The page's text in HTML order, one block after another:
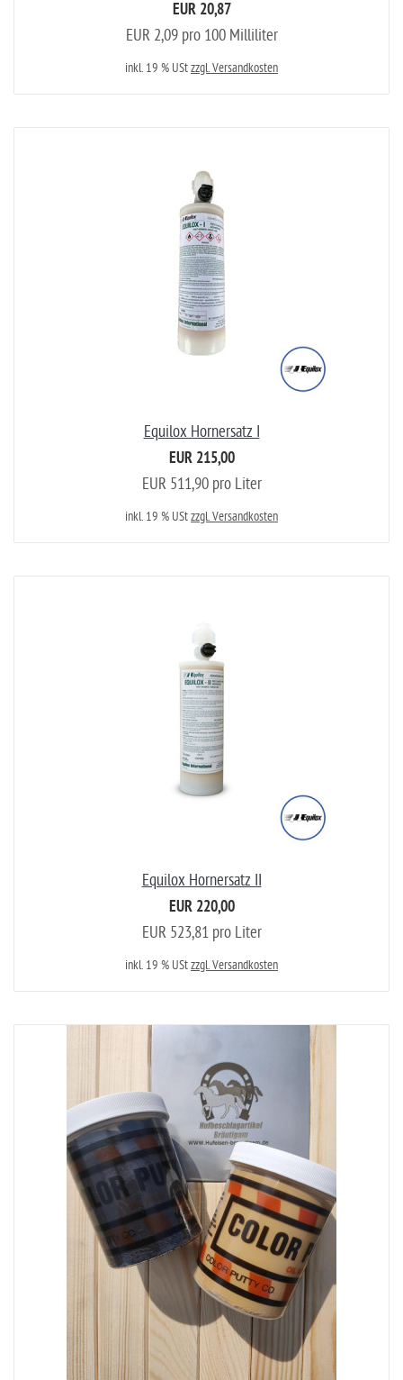
EUR 20,87
EUR 2,09 pro 100 Milliliter
inkl. 19 % UStzzgl. Versandkosten
Equilox Hornersatz I
EUR 215,00
EUR 511,90 pro Liter
inkl. 19 % UStzzgl. Versandkosten
Equilox Hornersatz II
EUR 220,00
EUR 523,81 pro Liter
inkl. 19 % UStzzgl. Versandkosten